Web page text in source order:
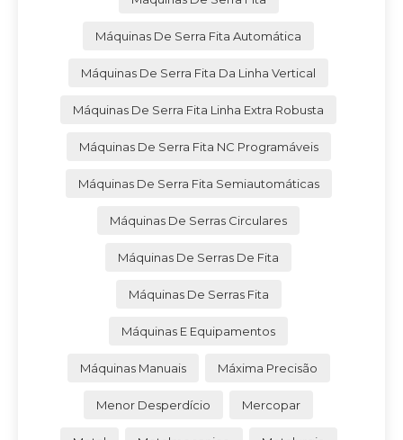
Máquinas De Serra Fita Automática
Máquinas De Serra Fita Da Linha Vertical
Máquinas De Serra Fita Linha Extra Robusta
Máquinas De Serra Fita NC Programáveis
Máquinas De Serra Fita Semiautomáticas
Máquinas De Serras Circulares
Máquinas De Serras De Fita
Máquinas De Serras Fita
Máquinas E Equipamentos
Máquinas Manuais Máxima Precisão
Menor Desperdício Mercopar